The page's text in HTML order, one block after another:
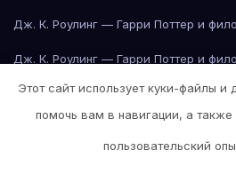
Дж. К. Роулинг — Гарри Поттер и
Дж. К. Роулинг — Гарри Поттер и
Дж. К. Роулинг — Гарри Поттер и
Этот сайт использует куки-файлы и
помочь вам в навигации, а также
пользовательский